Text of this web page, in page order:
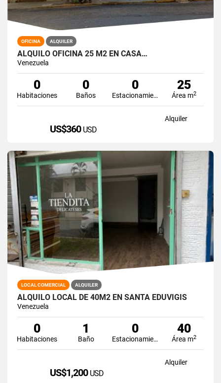
OFICINA ALQUILER
ALQUILO OFICINA 25 M2 EN CASA…
Venezuela
0
Habitaciones
0
Baños
0
Estacionamiento
25
Área m2
Alquiler
US$360 USD
LOCAL COMERCIAL ALQUILER
ALQUILO LOCAL DE 40M2 EN SANTA EDUVIGIS
Venezuela
0
Habitaciones
1
Baño
0
Estacionamiento
40
Área m2
Alquiler
US$1,200 USD